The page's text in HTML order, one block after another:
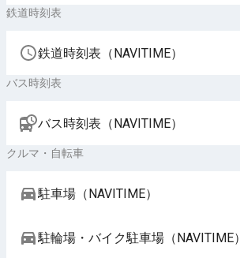
鉄道時刻表
鉄道時刻表（NAVITIME）
バス時刻表
バス時刻表（NAVITIME）
クルマ・自転車
駐車場（NAVITIME）
駐輪場・バイク駐車場（NAVITIME）